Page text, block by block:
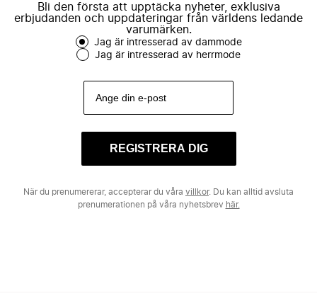
Bli den första att upptäcka nyheter, exklusiva
erbjudanden och uppdateringar från världens ledande
varumärken.
Jag är intresserad av dammode
Jag är intresserad av herrmode
REGISTRERA DIG
När du prenumererar, accepterar du våra villkor. Du kan alltid avsluta
prenumerationen på våra nyhetsbrev här.